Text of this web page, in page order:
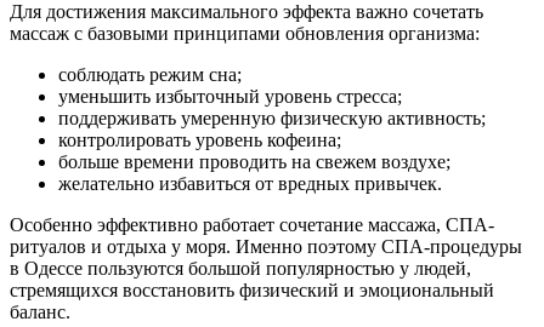
Для достижения максимального эффекта важно сочетать
массаж с базовыми принципами обновления организма:
соблюдать режим сна;
уменьшить избыточный уровень стресса;
поддерживать умеренную физическую активность;
контролировать уровень кофеина;
больше времени проводить на свежем воздухе;
желательно избавиться от вредных привычек.
Особенно эффективно работает сочетание массажа, СПА-
ритуалов и отдыха у моря. Именно поэтому СПА-процедуры
в Одессе пользуются большой популярностью у людей,
стремящихся восстановить физический и эмоциональный
баланс.